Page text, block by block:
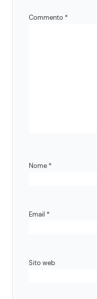
Commento *
Nome *
Email *
Sito web